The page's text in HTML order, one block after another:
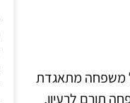
משפחה מתאגדת
תורם לרעיון,